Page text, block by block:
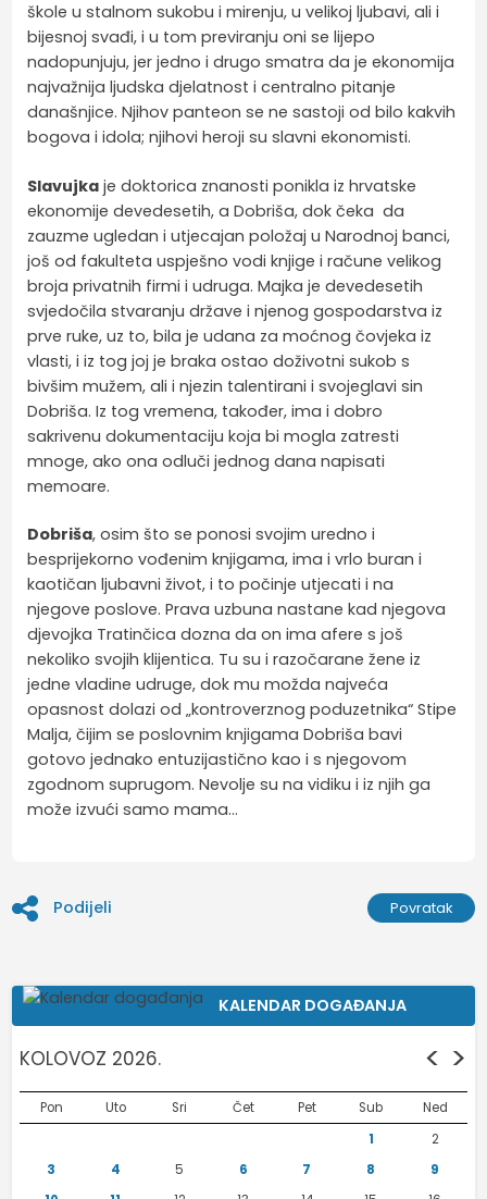
škole u stalnom sukobu i mirenju, u velikoj ljubavi, ali i
bijesnoj svađi, i u tom previranju oni se lijepo
nadopunjuju, jer jedno i drugo smatra da je ekonomija
najvažnija ljudska djelatnost i centralno pitanje
današnjice. Njihov panteon se ne sastoji od bilo kakvih
bogova i idola; njihovi heroji su slavni ekonomisti.
Slavujka je doktorica znanosti ponikla iz hrvatske
ekonomije devedesetih, a Dobriša, dok čeka da
zauzme ugledan i utjecajan položaj u Narodnoj banci,
još od fakulteta uspješno vodi knjige i račune velikog
broja privatnih firmi i udruga. Majka je devedesetih
svjedočila stvaranju države i njenog gospodarstva iz
prve ruke, uz to, bila je udana za moćnog čovjeka iz
vlasti, i iz tog joj je braka ostao doživotni sukob s
bivšim mužem, ali i njezin talentirani i svojeglavi sin
Dobriša. Iz tog vremena, također, ima i dobro
sakrivenu dokumentaciju koja bi mogla zatresti
mnoge, ako ona odluči jednog dana napisati
memoare.
Dobriša, osim što se ponosi svojim uredno i
besprijekorno vođenim knjigama, ima i vrlo buran i
kaotičan ljubavni život, i to počinje utjecati i na
njegove poslove. Prava uzbuna nastane kad njegova
djevojka Tratinčica dozna da on ima afere s još
nekoliko svojih klijentica. Tu su i razočarane žene iz
jedne vladine udruge, dok mu možda najveća
opasnost dolazi od „kontroverznog poduzetnika“ Stipe
Malja, čijim se poslovnim knjigama Dobriša bavi
gotovo jednako entuzijastično kao i s njegovom
zgodnom suprugom. Nevolje su na vidiku i iz njih ga
može izvući samo mama…
Podijeli Povratak
KALENDAR DOGAĐANJA
KOLOVOZ 2026. < >
Pon Uto Sri Čet Pet Sub
Ned
1
2
3
4 5 6 7 8
9